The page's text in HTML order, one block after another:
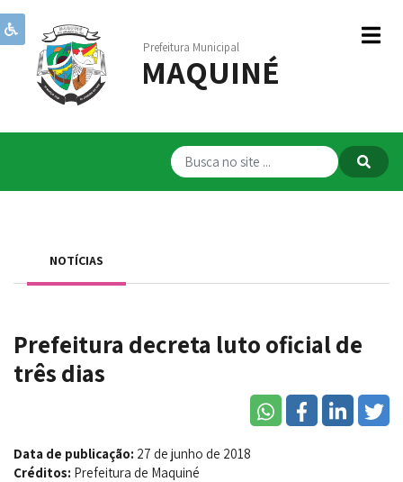
Prefeitura Municipal
MAQUINÉ
Institucional
Governo
Serviços
Servidores
NOTÍCIAS
Prefeitura decreta luto oficial de
três dias
Data de publicação: 27 de junho de 2018
Créditos: Prefeitura de Maquiné